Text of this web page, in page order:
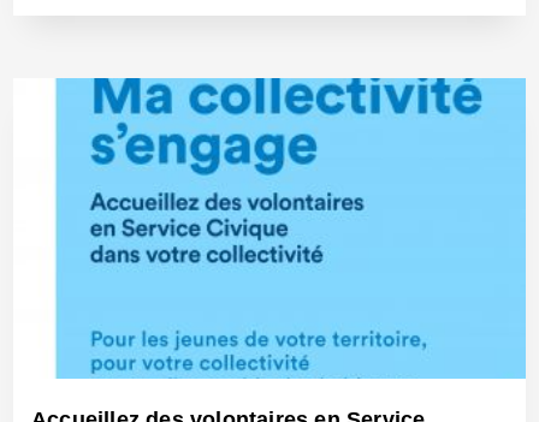
19 Mai 2021 - Réf: BW40756